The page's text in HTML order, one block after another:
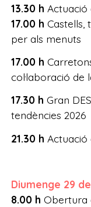
13.30 h Actuació
17.00 h Castells,
per als menuts
17.00 h
col·laboració de
17.30 h Gran
tendències 2026
21.30 h Actuació
Diumenge 29
8.00 h Obertura